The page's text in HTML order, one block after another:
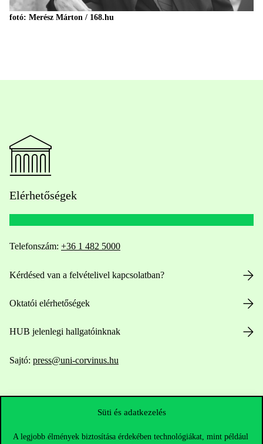
Süti és adatkezelés
A legjobb élmények biztosítása érdekében technológiákat, mint például
fotó: Merész Márton / 168.hu
Elérhetőségek
Telefonszám: +36 1 482 5000
Kérdésed van a felvételivel kapcsolatban?
Oktatói elérhetőségek
HUB jelenlegi hallgatóinknak
Sajtó: press@uni-corvinus.hu